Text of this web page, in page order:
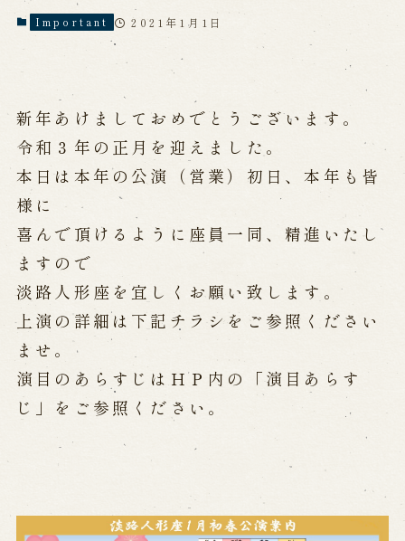
About ’Awaji Ningyoza'
Living National Treasure, the late
Master Tsuruzawa Tomoji
Origin of the Awaji Ningyoza
People trained at the Awaji
Ningyoza
Performances info
Performance Calendar
Current Performances
Upcoming Performances
Touring show
Touring show
School Visit
History
Important 2021年1月1日
新年あけましておめでとうございます。
令和３年の正月を迎えました。
本日は本年の公演（営業）初日、本年も皆
様に
喜んで頂けるように座員一同、精進いたし
ますので
淡 路人形座を宜しくお願い致します。
上演の詳細は下記チラシをご参照ください
ませ。
演目のあらすじはＨＰ内の「演目あらす
じ」をご参照ください。